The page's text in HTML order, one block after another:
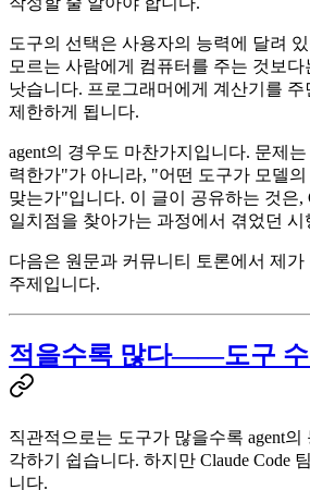
도구의 선택은 사용자의 능력에 달려
모르는 사람에게 컴퓨터를 주는 것보다
낫습니다. 프로그래머에게 계산기를
제한하게 됩니다.
agent의 경우도 마찬가지입니다. 문제
력한가"가 아니라, "어떤 도구가 모델
맞는가"입니다. 이 글이 공유하는 것은,
일치점을 찾아가는 과정에서 겪었던 시
다음은 원문과 커뮤니티 토론에서 제
주제입니다.
적을수록 많다——도구 수
직관적으로는 도구가 많을수록 agent
각하기 쉽습니다. 하지만 Claude Code
니다.